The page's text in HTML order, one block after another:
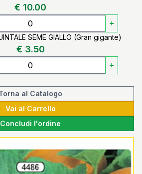
€ 10.00
+
SEME GIALLO (Gran gigante)
€ 3.50
+
al Catalogo
Vai al Carrello
Concludi l'ordine